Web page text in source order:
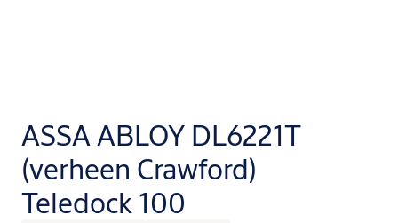
ASSA ABLOY DL6221T
(verheen Crawford)
Teledock 100